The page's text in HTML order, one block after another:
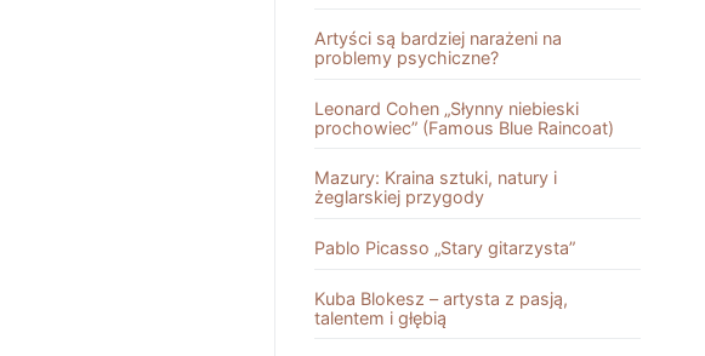
Artyści są bardziej narażeni na
problemy psychiczne?
Leonard Cohen „Słynny niebieski
prochowiec” (Famous Blue Raincoat)
Mazury: Kraina sztuki, natury i
żeglarskiej przygody
Pablo Picasso „Stary gitarzysta”
Kuba Blokesz – artysta z pasją,
talentem i głębią